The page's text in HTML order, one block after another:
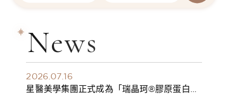
News
2026.07.16
星醫美學集團正式成為「瑞晶珂®膠原蛋白植